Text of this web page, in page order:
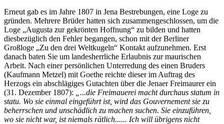
Erneut gab es im Jahre 1807 in Jena Bestrebungen, eine Loge zu
gründen. Mehrere Brüder hatten sich zusammengeschlossen, um die
Loge „Augusta zur gekrönten Hoffnung“ zu bilden und hatten
diesbezüglich den Fehler begangen, schon mit der Berliner
Großloge „Zu den drei Weltkugeln“ Kontakt aufzunehmen. Erst
danach baten Sie um landesherrliche Erlaubnis zur maurischen
Arbeit. Nach einer persönlichen Unterredung des einen Bruders
(Kaufmann Metzel) mit Goethe reichte dieser im Auftrag des
Herzogs ein abschlägiges Gutachten über die Jenaer Freimaurer ein
(31. Dezember 1807):
„...die Freimauerei macht durchaus statum in
statu. Wo sie einmal eingeführt ist, wird das Gouvernement sie zu
beherrschen und unschädlich zu machen suchen. Sie einzuführen,
wo sie nicht war, ist niemals rätlich...... Ich will übrigens nicht